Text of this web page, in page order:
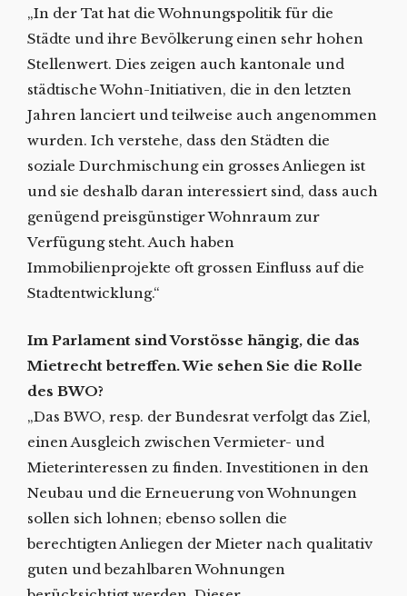
„In der Tat hat die Wohnungspolitik für die
Städte und ihre Bevölkerung einen sehr hohen
Stellenwert. Dies zeigen auch kantonale und
städtische Wohn-Initiativen, die in den letzten
Jahren lanciert und teilweise auch angenommen
wurden. Ich verstehe, dass den Städten die
soziale Durchmischung ein grosses Anliegen ist
und sie deshalb daran interessiert sind, dass auch
genügend preisgünstiger Wohnraum zur
Verfügung steht. Auch haben
Immobilienprojekte oft grossen Einfluss auf die
Stadtentwicklung.“
Im Parlament sind Vorstösse hängig, die das
Mietrecht betreffen. Wie sehen Sie die Rolle
des BWO?
„Das BWO, resp. der Bundesrat verfolgt das Ziel,
einen Ausgleich zwischen Vermieter- und
Mieterinteressen zu finden. Investitionen in den
Neubau und die Erneuerung von Wohnungen
sollen sich lohnen; ebenso sollen die
berechtigten Anliegen der Mieter nach qualitativ
guten und bezahlbaren Wohnungen